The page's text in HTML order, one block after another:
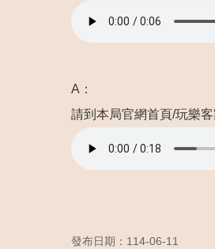
A：
請到本局官網首頁/玩樂
發布日期：114-06-11